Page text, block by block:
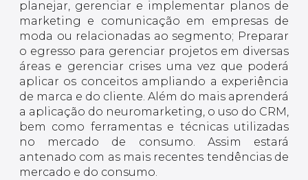
planejar, gerenciar e implementar planos de
marketing e comunicação em empresas de
moda ou relacionadas ao segmento; Preparar
o egresso para gerenciar projetos em diversas
áreas e gerenciar crises uma vez que poderá
aplicar os conceitos ampliando a experiência
de marca e do cliente. Além do mais aprenderá
a aplicação do neuromarketing, o uso do CRM,
bem como ferramentas e técnicas utilizadas
no mercado de consumo. Assim estará
antenado com as mais recentes tendências de
mercado e do consumo.